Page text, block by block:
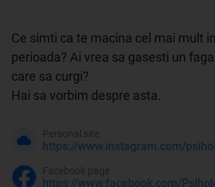
Ce simti ca te macina cel mai mult
perioada? Ai vrea sa gasesti un
care sa curgi?
Hai sa vorbim despre asta.
https://www.instagram.com/
Personal site
https://www.facebook.com/
Facebook page